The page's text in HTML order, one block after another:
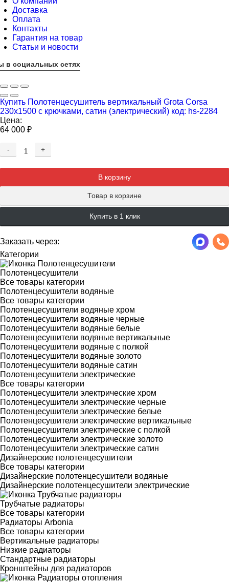
Доставка
Оплата
Контакты
Гарантия на товар
Статьи и новости
в социальных сетях
Купить Полотенцесушитель вертикальный Grota Corsa
230x1500 с крючками, сатин (электрический) код: hs-2284
Цена:
64 000 ₽
-
+
В корзину
Товар в корзине
Купить в 1 клик
Заказать через:
Категории
Полотенцесушители
Все товары категории
Полотенцесушители водяные
Все товары категории
Полотенцесушители водяные хром
Полотенцесушители водяные черные
Полотенцесушители водяные белые
Полотенцесушители водяные вертикальные
Полотенцесушители водяные с полкой
Полотенцесушители водяные золото
Полотенцесушители водяные сатин
Полотенцесушители электрические
Все товары категории
Полотенцесушители электрические хром
Полотенцесушители электрические черные
Полотенцесушители электрические белые
Полотенцесушители электрические вертикальные
Полотенцесушители электрические с полкой
Полотенцесушители электрические золото
Полотенцесушители электрические сатин
Дизайнерские полотенцесушители
Все товары категории
Дизайнерские полотенцесушители водяные
Дизайнерские полотенцесушители электрические
Трубчатые радиаторы
Все товары категории
Радиаторы Arbonia
Все товары категории
Вертикальные радиаторы
Низкие радиаторы
Стандартные радиаторы
Кронштейны для радиаторов